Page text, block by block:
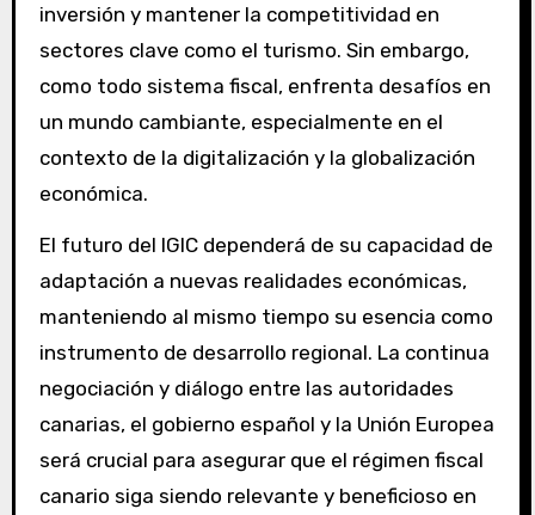
inversión y mantener la competitividad en
sectores clave como el turismo. Sin embargo,
como todo sistema fiscal, enfrenta desafíos en
un mundo cambiante, especialmente en el
contexto de la digitalización y la globalización
económica.
El futuro del IGIC dependerá de su capacidad de
adaptación a nuevas realidades económicas,
manteniendo al mismo tiempo su esencia como
instrumento de desarrollo regional. La continua
negociación y diálogo entre las autoridades
canarias, el gobierno español y la Unión Europea
será crucial para asegurar que el régimen fiscal
canario siga siendo relevante y beneficioso en